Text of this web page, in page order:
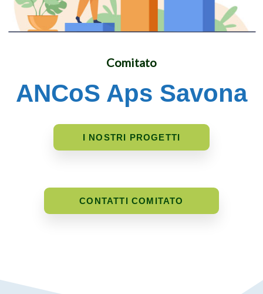
Comitato
ANCoS Aps Savona
I NOSTRI PROGETTI
CONTATTI COMITATO